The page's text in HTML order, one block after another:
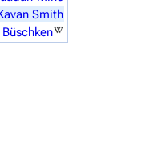
Smith
Büschken